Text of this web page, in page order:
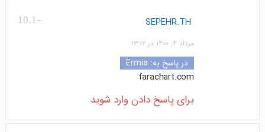
-10.1 SEPEHR.TH
مرداد ۴, ۱۴۰۰ در ۱۳:۱۲
در پاسخ به: Ermia
farachart.com
برای پاسخ دادن وارد شوید